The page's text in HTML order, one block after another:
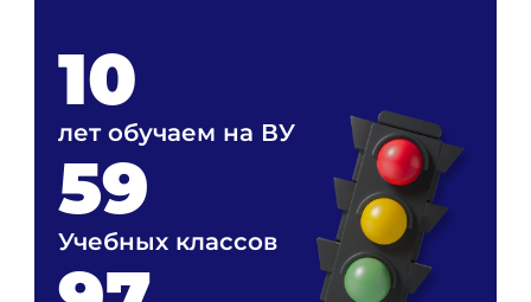
10
лет обучаем на ВУ
59
Учебных классов